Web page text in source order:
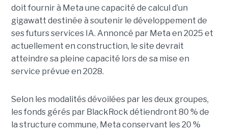
doit fournir à Meta une capacité de calcul d’un
gigawatt destinée à soutenir le développement de
ses futurs services IA. Annoncé par Meta en 2025 et
actuellement en construction, le site devrait
atteindre sa pleine capacité lors de sa mise en
service prévue en 2028.
Selon les modalités dévoilées par les deux groupes,
les fonds gérés par BlackRock détiendront 80 % de
la structure commune, Meta conservant les 20 %